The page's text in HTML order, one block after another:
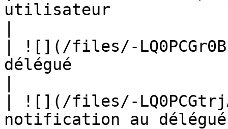
utilisateur
| ![](/files/-
délégué
| ![](/files/-
notification au délégué